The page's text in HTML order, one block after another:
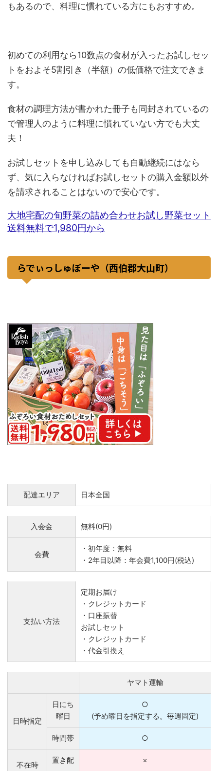
もあるので、料理に慣れている方にもおすすめ。
初めての利用なら10数点の食材が入ったお試しセッ
トをおよそ5割引き（半額）の低価格で注文できま
す。
食材の調理方法が書かれた冊子も同封されているの
で管理人のように料理に慣れていない方でも大丈
夫！
お試しセットを申し込みしても自動継続にはなら
ず、気に入らなければお試しセットの購入金額以外
を請求されることはないので安心です。
大地宅配の旬野菜の詰め合わせお試し野菜セット
送料無料で1,980円から
らでぃっしゅぼーや（西伯郡大山町）
配達エリア 日本全国
入会金 無料(0円)
会費
・初年度：無料
・2年目以降：年会費1,100円(税込)
支払い方法
定期お届け
・クレジットカード
・口座振替
お試しセット
・クレジットカード
・代金引換え
ヤマト運輸
日時指定
日にち
曜日
○
(予め曜日を指定する。毎週固定)
時間帯 ○
不在時
置き配 ×